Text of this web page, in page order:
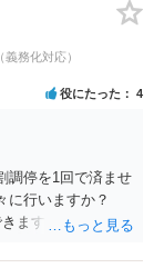
務化対応）
役にたった 4
調停を1回で済ませ
に行いますか？
ます。 お金がな
、もしくは嫌がら